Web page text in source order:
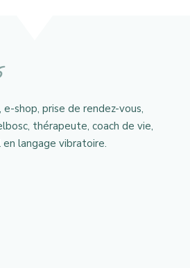
shop, prise de rendez-vous,
thérapeute, coach de vie,
langage vibratoire.